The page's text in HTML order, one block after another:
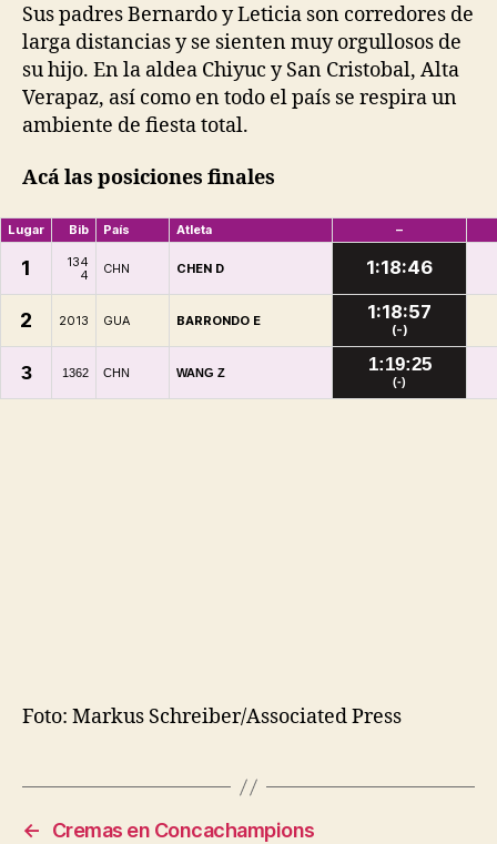
Sus padres Bernardo y Leticia son corredores de
larga distancias y se sienten muy orgullosos de
su hijo. En la aldea Chiyuc y San Cristobal, Alta
Verapaz, así como en todo el país se respira un
ambiente de fiesta total.
Acá las posiciones finales
Lugar Bib País Atleta –
1
134
4
CHN CHEN D 1:18:46
2 2013 GUA BARRONDO E 1:18:57
(-)
3 1362 CHN WANG Z 1:19:25
(-)
Foto: Markus Schreiber/Associated Press
←
Cremas en Concachampions